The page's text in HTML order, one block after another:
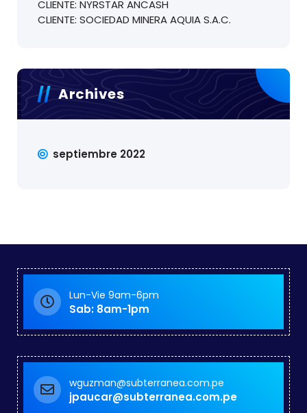
CLIENTE: NYRSTAR ANCASH
CLIENTE: SOCIEDAD MINERA AQUIA S.A.C.
Archives
septiembre 2022
Lun-Vie 9am-6pm
Sab: 8am-1pm
wguzman@subterranea.com.pe
jpaucar@subterranea.com.pe